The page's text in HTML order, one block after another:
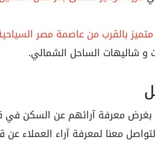
بالقرب من عاصمة مصر
و شاليهات الساحل الشمالي.
بغرض معرفة آرائهم عن السكن في
معنا لمعرفة آراء العملاء